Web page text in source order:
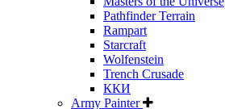
Pathfinder Terrain
Rampart
Starcraft
Wolfenstein
Trench Crusade
ККИ
Army Painter